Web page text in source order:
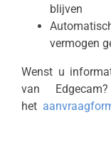
blijven
vermogen
Wenst u
van
het